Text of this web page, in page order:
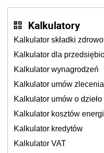
Kalkulatory
Kalkulator składki
Kalkulator dla
Kalkulator wynagrodzeń
Kalkulator umów zlecenia
Kalkulator umów o dzieło
Kalkulator kosztów
Kalkulator kredytów
Kalkulator VAT